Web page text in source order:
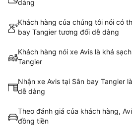
dàng
Khách hàng của chúng tôi nói có
bay Tangier tương đối dễ dàng
Khách hàng nói xe Avis là khá
Tangier
Nhận xe Avis tại Sân bay Tangier
dễ dàng
Theo đánh giá của khách hàng,
đồng tiền